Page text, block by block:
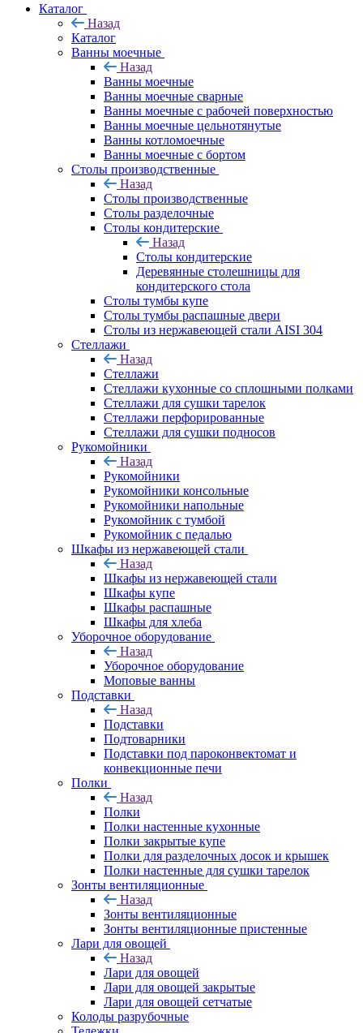
Каталог
Назад
Каталог
Ванны моечные
Назад
Ванны моечные
Ванны моечные сварные
Ванны моечные с рабочей поверхностью
Ванны моечные цельнотянутые
Ванны котломоечные
Ванны моечные с бортом
Столы производственные
Назад
Столы производственные
Столы разделочные
Столы кондитерские
Назад
Столы кондитерские
Деревянные столешницы для
кондитерского стола
Столы тумбы купе
Столы тумбы распашные двери
Столы из нержавеющей стали AISI 304
Стеллажи
Назад
Стеллажи
Стеллажи кухонные со сплошными полками
Стеллажи для сушки тарелок
Стеллажи перфорированные
Стеллажи для сушки подносов
Рукомойники
Назад
Рукомойники
Рукомойники консольные
Рукомойники напольные
Рукомойник с тумбой
Рукомойник с педалью
Шкафы из нержавеющей стали
Назад
Шкафы из нержавеющей стали
Шкафы купе
Шкафы распашные
Шкафы для хлеба
Уборочное оборудование
Назад
Уборочное оборудование
Моповые ванны
Подставки
Назад
Подставки
Подтоварники
Подставки под пароконвектомат и
конвекционные печи
Полки
Назад
Полки
Полки настенные кухонные
Полки закрытые купе
Полки для разделочных досок и крышек
Полки настенные для сушки тарелок
Зонты вентиляционные
Назад
Зонты вентиляционные
Зонты вентиляционные пристенные
Лари для овощей
Назад
Лари для овощей
Лари для овощей закрытые
Лари для овощей сетчатые
Колоды разрубочные